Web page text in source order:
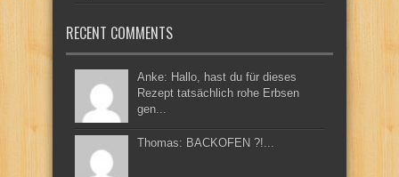
RECENT COMMENTS
Anke: Hallo, hast du für dieses
Rezept tatsächlich rohe Erbsen
gen...
Thomas: BACKOFEN ?!...